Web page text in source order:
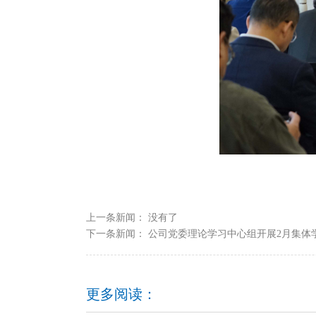
上一条新闻： 没有了
下一条新闻： 公司党委理论学习中心组开展2月集体
更多阅读：